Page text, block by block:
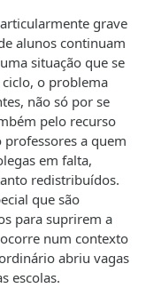
grave
alunos continuam
situação que se
ciclo, o problema
não só por se
pelo recurso
professores a quem
em falta,
redistribuídos.
que são
para suprirem a
num contexto
abriu vagas
escolas.